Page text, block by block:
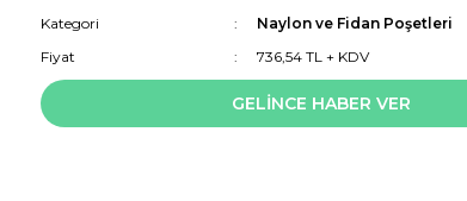
Kategori
Naylon ve Fidan Poşetleri
Fiyat
736,54 TL + KDV
GELİNCE HABER VER